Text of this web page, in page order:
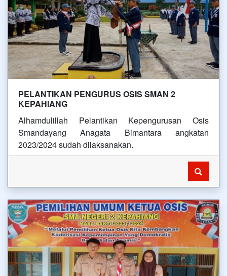
PELANTIKAN PENGURUS OSIS SMAN 2
KEPAHIANG
Alhamdulillah Pelantikan Kepengurusan Osis
Smandayang Anagata Bimantara angkatan
2023/2024 sudah dilaksanakan.